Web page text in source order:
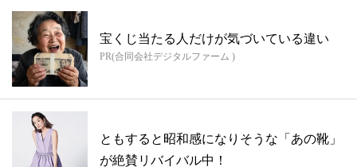
宝くじ当たる人だけが気づいている違い
PR(合同会社デジタルファーム )
ともすると昭和感になりそうな「あの靴」
が絶賛リバイバル中！